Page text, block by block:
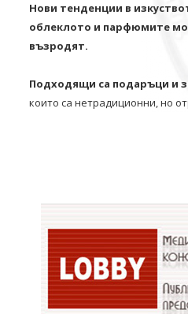
Нови тенденции в
облеклото и парфюмите
възродят.
Подходящи са подаръци и
които са нетрадиционни, но